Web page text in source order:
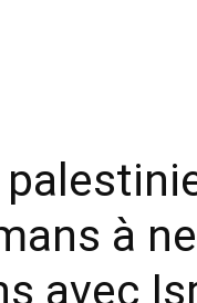
à
avec